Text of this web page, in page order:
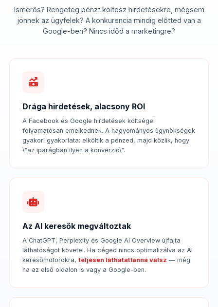
Ismerős? Rengeteg pénzt költesz hirdetésekre, mégsem
jönnek az ügyfelek? A konkurencia mindig előtted van a
Google-ben? Nincs időd a marketingre?
Drága hirdetések, alacsony ROI
A Facebook és Google hirdetések költségei
folyamatosan emelkednek. A hagyományos ügynökségek
gyakori gyakorlata: elköltik a pénzed, majd közlik, hogy
\"az iparágban ilyen a konverzió\".
Az AI keresők megváltoztak
A ChatGPT, Perplexity és Google AI Overview újfajta
láthatóságot követel. Ha céged nincs optimalizálva az AI
keresőmotorokra, teljesen láthatatlanná válsz — még
ha az első oldalon is vagy a Google-ben.